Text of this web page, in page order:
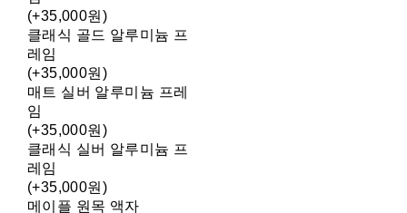
(+35,000원)
클래식 골드 알루미늄 프
레임
(+35,000원)
매트 실버 알루미늄 프레
임
(+35,000원)
클래식 실버 알루미늄 프
레임
(+35,000원)
메이플 원목 액자